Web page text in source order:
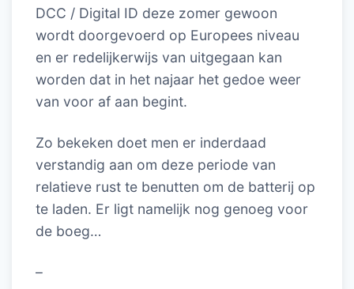
DCC / Digital ID deze zomer gewoon
wordt doorgevoerd op Europees niveau
en er redelijkerwijs van uitgegaan kan
worden dat in het najaar het gedoe weer
van voor af aan begint.
Zo bekeken doet men er inderdaad
verstandig aan om deze periode van
relatieve rust te benutten om de batterij op
te laden. Er ligt namelijk nog genoeg voor
de boeg…
–